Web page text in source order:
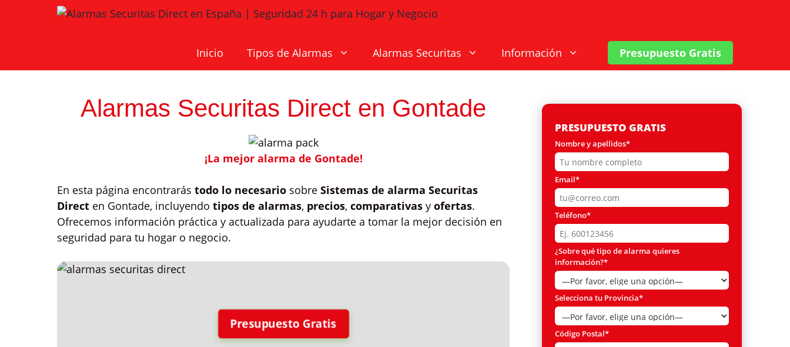
Inicio
Tipos de Alarmas Alarmas Securitas Información Presupuesto Gratis
Alarmas Securitas Direct en Gontade
¡La mejor alarma de Gontade!
En esta página encontrarás todo lo necesario sobre Sistemas de alarma Securitas
Direct en Gontade, incluyendo tipos de alarmas, precios, comparativas y ofertas.
Ofrecemos información práctica y actualizada para ayudarte a tomar la mejor decisión en
seguridad para tu hogar o negocio.
Presupuesto Gratis
PRESUPUESTO GRATIS
Nombre y apellidos*
Email*
Teléfono*
¿Sobre qué tipo de alarma quieres
información?*
Selecciona tu Provincia*
Código Postal*